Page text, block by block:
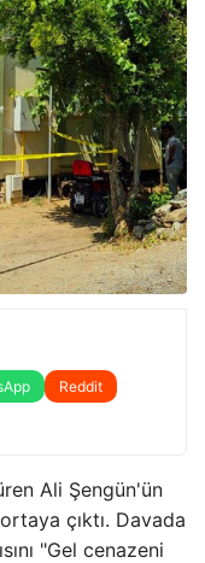
Reddit
Ali Şengün'ün
çıktı. Davada
"Gel cenazeni